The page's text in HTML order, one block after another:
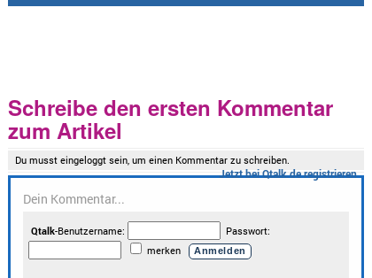
Schreibe den ersten Kommentar
zum Artikel